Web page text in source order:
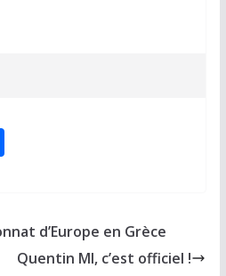
P
g
er
d’Europe en Grèce
Quentin MI, c’est officiel !